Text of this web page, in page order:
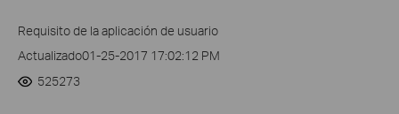
Requisito de la aplicación de usuario
Actualizado01-25-2017 17:02:12 PM
525273